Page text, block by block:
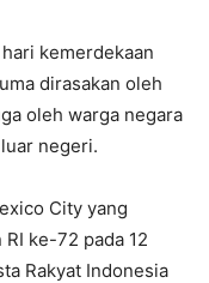
kemerdekaan
dirasakan oleh
oleh warga negara
negeri.
City yang
ke-72 pada 12
Rakyat Indonesia